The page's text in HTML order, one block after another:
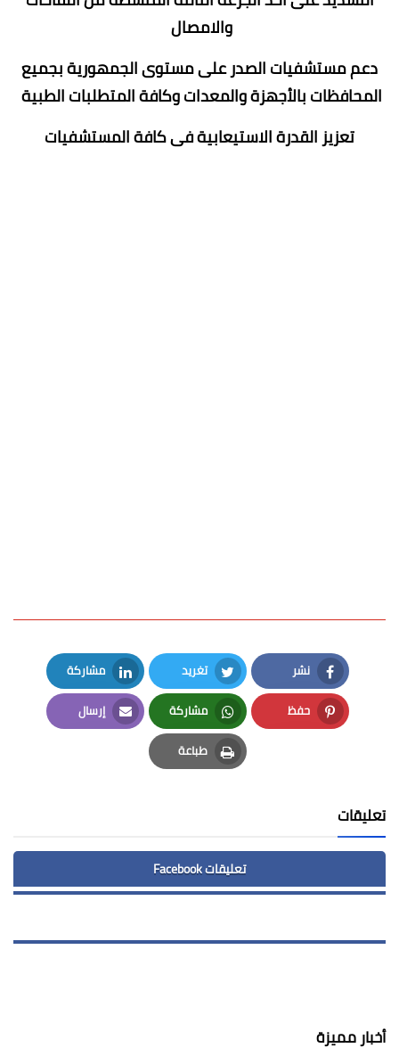
والامصال
دعم مستشفيات الصدر على مستوى الجمهورية بجميع
المحافظات بالأجهزة والمعدات وكافة المتطلبات الطبية
تعزيز القدرة الاستيعابية فى كافة المستشفيات
نشر
Facebook
تغريد
Twitter
مشاركة
LinkedIn
حفظ
Pinterest
مشاركة
Whatsapp
إرسال
Email
طباعة
Print
تعليقات
تعليقات Facebook
أخبار مميزة